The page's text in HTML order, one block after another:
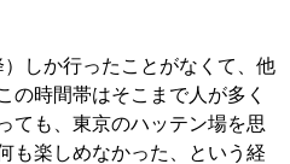
）しか行ったことがなくて、他
の時間帯はそこまで人が多く
ても、東京のハッテン場を思
も楽しめなかった、という経